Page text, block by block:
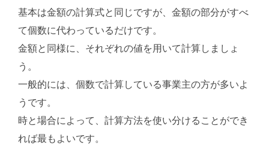
基本は金額の計算式と同じですが、金額の部分がすべ
て個数に代わっているだけです。
金額と同様に、それぞれの値を用いて計算しましょ
う。
一般的には、個数で計算している事業主の方が多いよ
うです。
時と場合によって、計算方法を使い分けることができ
れば最もよいです。